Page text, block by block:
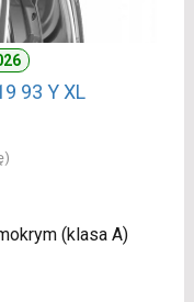
93 Y XL
(klasa A)